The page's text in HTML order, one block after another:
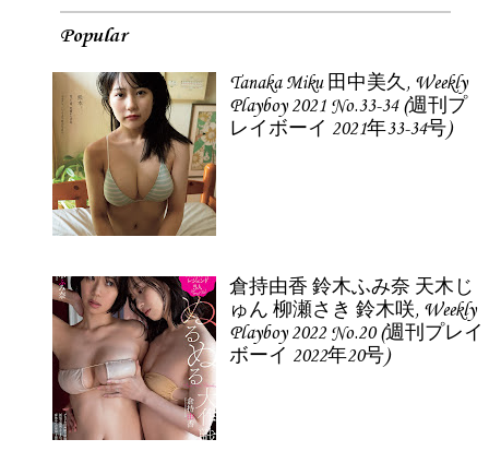
Popular
Tanaka Miku 田中美久, Weekly
Playboy 2021 No.33-34 (週刊プ
レイボーイ 2021年33-34号)
倉持由香 鈴木ふみ奈 天木じ
ゅん 柳瀬さき 鈴木咲, Weekly
Playboy 2022 No.20 (週刊プレイ
ボーイ 2022年20号)